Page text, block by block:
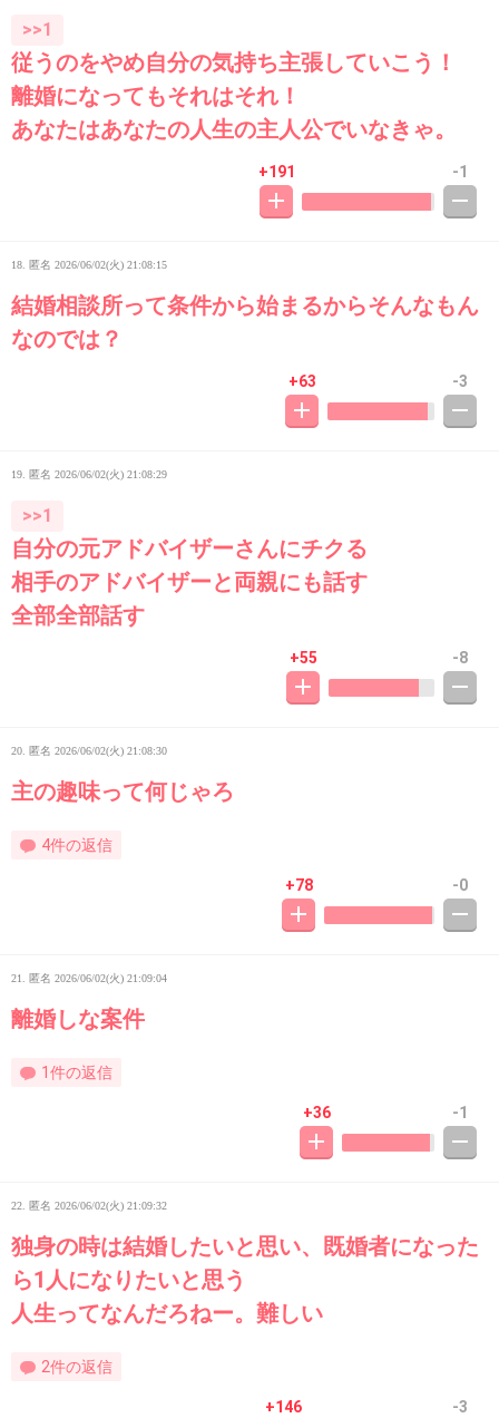
>>1
従うのをやめ自分の気持ち主張していこう！
離婚になってもそれはそれ！
あなたはあなたの人生の主人公でいなきゃ。
+191 -1
18. 匿名 2026/06/02(火) 21:08:15
結婚相談所って条件から始まるからそんなもん
なのでは？
+63 -3
19. 匿名 2026/06/02(火) 21:08:29
>>1
自分の元アドバイザーさんにチクる
相手のアドバイザーと両親にも話す
全部全部話す
+55 -8
20. 匿名 2026/06/02(火) 21:08:30
主の趣味って何じゃろ
4件の返信
+78 -0
21. 匿名 2026/06/02(火) 21:09:04
離婚しな案件
1件の返信
+36 -1
22. 匿名 2026/06/02(火) 21:09:32
独身の時は結婚したいと思い、既婚者になった
ら1人になりたいと思う
人生ってなんだろねー。難しい
2件の返信
+146 -3